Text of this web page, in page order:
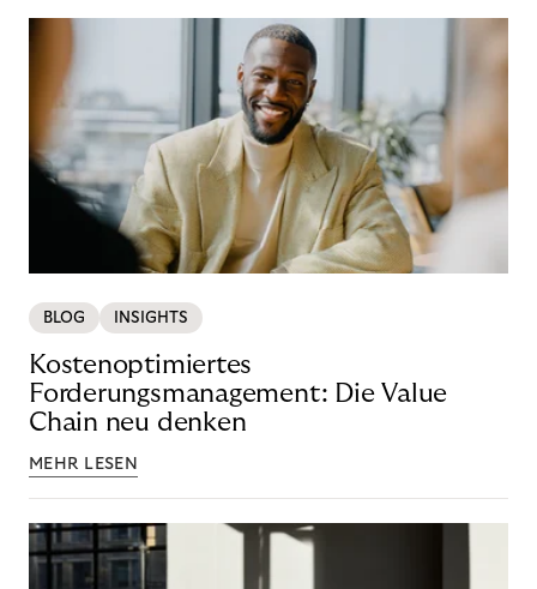
BLOG INSIGHTS
Kostenoptimiertes
Forderungsmanagement: Die Value
Chain neu denken
MEHR LESEN